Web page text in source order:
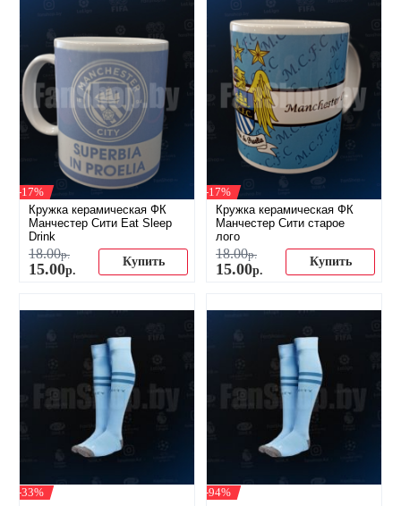
-17%
Кружка керамическая ФК
Манчестер Сити Eat Sleep
Drink
18.00р.
15.00р.
Купить
-17%
Кружка керамическая ФК
Манчестер Сити старое
лого
18.00р.
15.00р.
Купить
-33% -94%